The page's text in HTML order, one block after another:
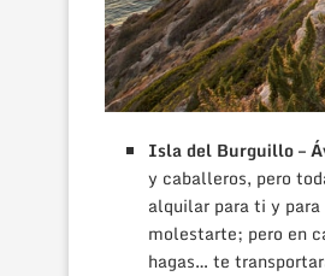
Isla del Burguillo –
y caballeros, pero
alquilar para ti y
molestarte; pero en
hagas… te